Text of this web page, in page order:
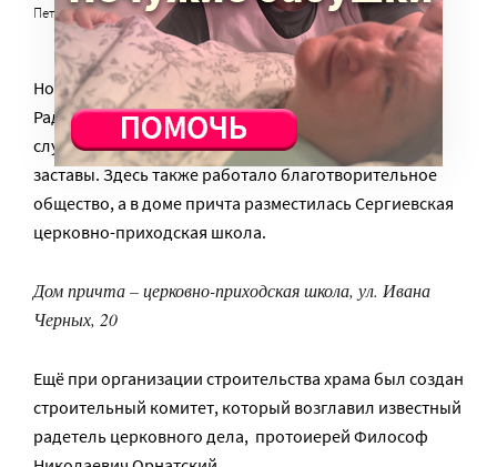
Петербург»)
Но вернемся к церкви преподобного Сергия
Радонежского на Новосивковской, куда ходили на
службы семьи рабочих и коммерсантов Нарвской
заставы. Здесь также работало благотворительное
общество, а в доме причта разместилась Сергиевская
церковно-приходская школа.
Дом причта – церковно-приходская школа, ул. Ивана
Черных, 20
Ещё при организации строительства храма был создан
строительный комитет, который возглавил известный
радетель церковного дела, протоиерей Философ